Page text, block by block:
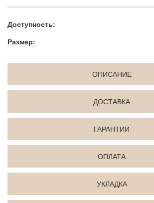
Доступность:
Размер:
ОПИСАНИЕ
ДОСТАВКА
ГАРАНТИИ
ОПЛАТА
УКЛАДКА